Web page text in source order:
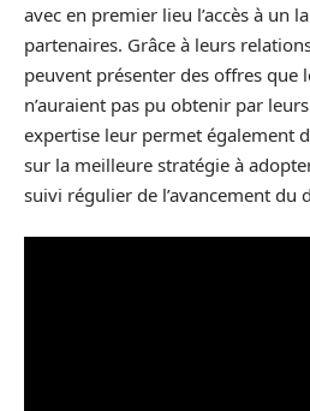
avec en premier lieu l’accès à un
partenaires. Grâce à leurs
peuvent présenter des offres que
n’auraient pas pu obtenir par
expertise leur permet également
sur la meilleure stratégie à
suivi régulier de l’avancement du